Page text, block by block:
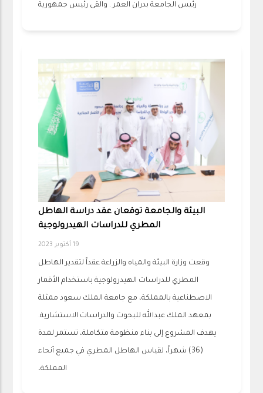
رئيس الجامعة بدران العمر . والقى رئيس جمهورية
البيئة والجامعة توقعان عقد دراسة الهاطل
المطري للدراسات الهيدرولوجية
19 أكتوبر 2023
وقعت وزارة البيئة والمياه والزراعة عقداً لتقدير الهاطل
المطري للدراسات الهيدرولوجية باستخدام الأقمار
الاصطناعية بالمملكة، مع جامعة الملك سعود ممثلة
بمعهد الملك عبدالله للبحوث والدراسات الاستشارية.
يهدف المشروع إلى بناء منظومة متكاملة، تستمر لمدة
(36) شهراً، لقياس الهاطل المطري في جميع أنحاء
المملكة،